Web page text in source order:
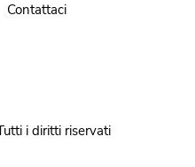
Contattaci
i diritti riservati